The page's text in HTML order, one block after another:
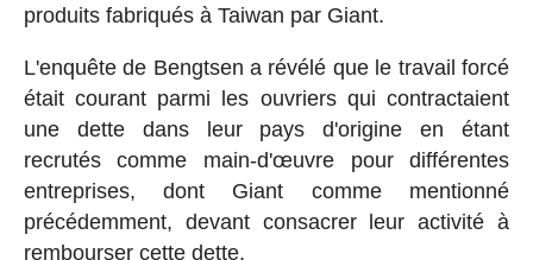
produits fabriqués à Taiwan par Giant.
L'enquête de Bengtsen a révélé que le travail forcé
était courant parmi les ouvriers qui contractaient
une dette dans leur pays d'origine en étant
recrutés comme main-d'œuvre pour différentes
entreprises, dont Giant comme mentionné
précédemment, devant consacrer leur activité à
rembourser cette dette.